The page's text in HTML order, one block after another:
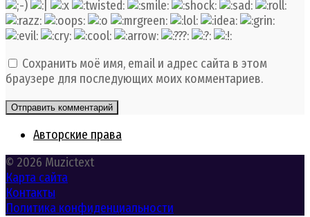
Сохранить моё имя, email и адрес сайта в этом
браузере для последующих моих комментариев.
Авторские права
© 2026 Muzictext
Карта сайта
Контакты
Политика конфиденциальности